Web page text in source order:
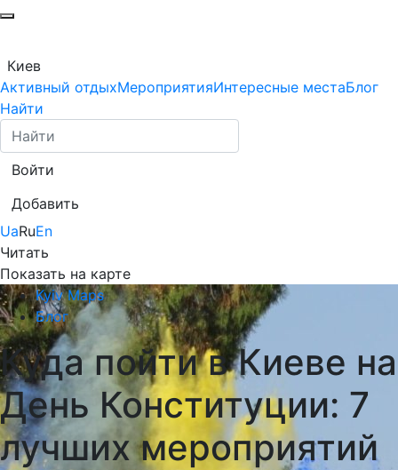
Киев
Активный отдыхМероприятияИнтересные местаБлог
Найти
Войти
Добавить
UaRuEn
Читать
Показать на карте
Kyiv Maps
Блог
Куда пойти в Киеве на
День Конституции: 7
лучших мероприятий